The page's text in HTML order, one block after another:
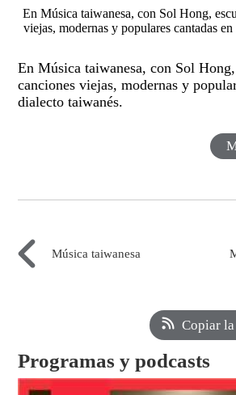
En Música taiwanesa, con Sol Hong,
viejas, modernas y populares cantadas
En Música taiwanesa, con Sol
canciones viejas, modernas y
dialecto taiwanés.
Música taiwanesa
Copiar
Programas y podcasts